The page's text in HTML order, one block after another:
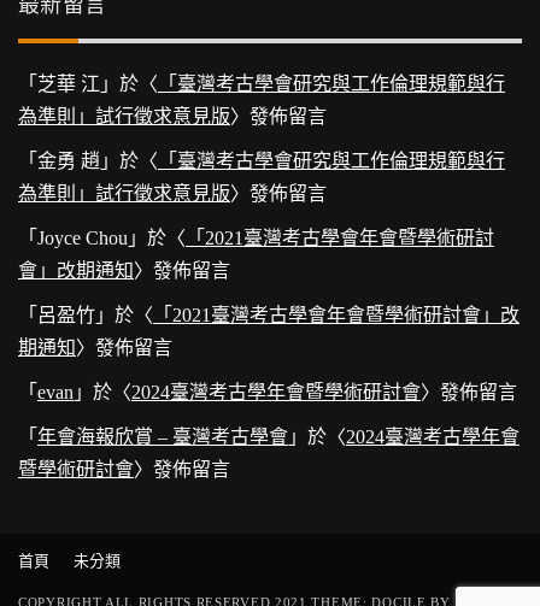
「 芝華 江 」於〈 「臺灣考古學會研究與工作倫理規範與行
為準則」試行徵求意見版〉發佈留言
「 金勇 趙 」於〈 「臺灣考古學會研究與工作倫理規範與行
為準則」試行徵求意見版〉發佈留言
「 Joyce Chou 」於〈 「2021臺灣考古學會年會暨學術研討
會」改期通知〉發佈留言
「 呂盈竹 」於〈 「2021臺灣考古學會年會暨學術研討會」改
期通知〉發佈留言
「 evan 」於〈2024臺灣考古學年會暨學術研討會〉發佈留言
「 年會海報欣賞 – 臺灣考古學會 」於〈2024臺灣考古學年會
暨學術研討會〉發佈留言
COPYRIGHT ALL RIGHTS RESERVED 2021 THEME: DOCILE BY
首頁 未分類